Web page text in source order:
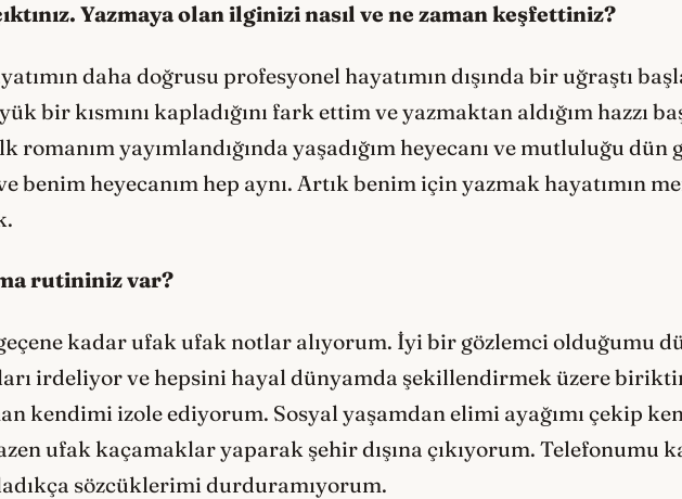
Yazmaya olan ilginizi nasıl ve ne zaman keşfettiniz?
daha doğrusu profesyonel hayatımın dışında bir uğraştı
bir kısmını kapladığını fark ettim ve yazmaktan aldığım hazzı
romanım yayımlandığında yaşadığım heyecanı ve mutluluğu
benim heyecanım hep aynı. Artık benim için yazmak hayatımın
rutininiz var?
kadar ufak ufak notlar alıyorum. İyi bir gözlemci olduğumu
irdeliyor ve hepsini hayal dünyamda şekillendirmek üzere
kendimi izole ediyorum. Sosyal yaşamdan elimi ayağımı çekip
ufak kaçamaklar yaparak şehir dışına çıkıyorum. Telefonumu
sözcüklerimi durduramıyorum.